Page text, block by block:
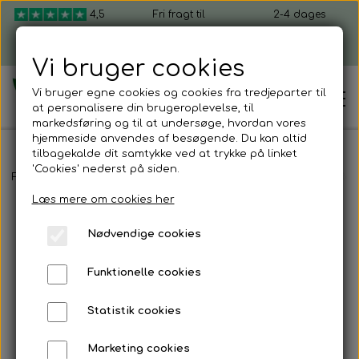
4,5
Fri fragt til
2-4 dages
levering, fra 49 kr.
Shop mikrogrønt
Dyrk selv mikrogrønt
Mikrogrønt startpakker
Mikrogrønt frø
Kom i gang
Sådan dyrker du mikrogrønt
Forside Shop mikrogrønt
Vi bruger cookies
Vi bruger egne cookies og cookies fra tredjeparter til
at personalisere din brugeroplevelse, til
markedsføring og til at undersøge, hvordan vores
hjemmeside anvendes af besøgende. Du kan altid
tilbagekalde dit samtykke ved at trykke på linket
'Cookies' nederst på siden.
Læs mere om cookies her
Nødvendige cookies
Funktionelle cookies
Statistik cookies
Marketing cookies